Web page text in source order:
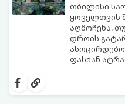
თბილისი
ყოველთვის
აღმოჩენა.
დროის
ფასიან
სრულიად
ჰაერზე